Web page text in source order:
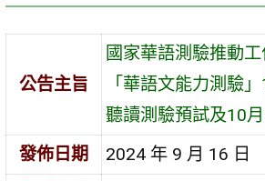
公告主旨
國家華語測驗推動
「華語文能力測驗
聽讀測驗預試及10
發佈日期
2024 年 9 月 16 日